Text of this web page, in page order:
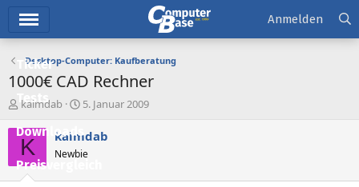
Ticker
Tests
Downloads
Preisvergleich
Anmelden
Desktop-Computer: Kaufberatung
1000€ CAD Rechner
E
s
e
kaimdab
E
s
e
5. Januar 2009
K kaimdab
Newbie